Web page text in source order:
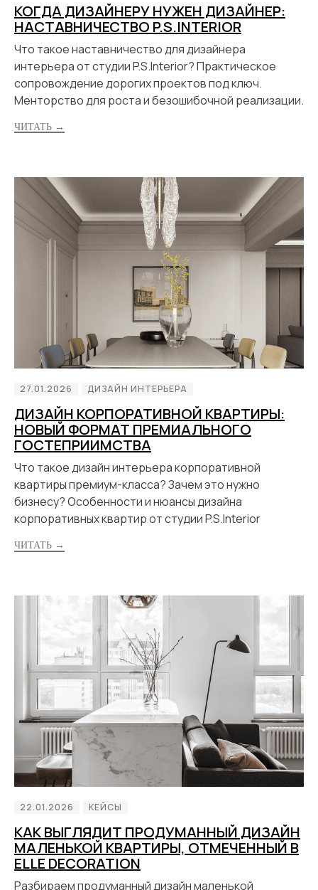
КОГДА ДИЗАЙНЕРУ НУЖЕН ДИЗАЙНЕР:
НАСТАВНИЧЕСТВО P.S.INTERIOR
Что такое наставничество для дизайнера
интерьера от студии P.S.Interior? Практическое
сопровождение дорогих проектов под ключ.
Менторство для роста и безошибочной реализации.
ЧИТАТЬ →
27.01.2026 ДИЗАЙН ИНТЕРЬЕРА
ДИЗАЙН КОРПОРАТИВНОЙ КВАРТИРЫ:
НОВЫЙ ФОРМАТ ПРЕМИАЛЬНОГО
ГОСТЕПРИИМСТВА
Что такое дизайн интерьера корпоративной
квартиры премиум-класса? Зачем это нужно
бизнесу? Особенности и нюансы дизайна
корпоративных квартир от студии P.S.Interior
ЧИТАТЬ →
22.01.2026 КЕЙСЫ
КАК ВЫГЛЯДИТ ПРОДУМАННЫЙ ДИЗАЙН
МАЛЕНЬКОЙ КВАРТИРЫ, ОТМЕЧЕННЫЙ В
ELLE DECORATION
Разбираем продуманный дизайн маленькой